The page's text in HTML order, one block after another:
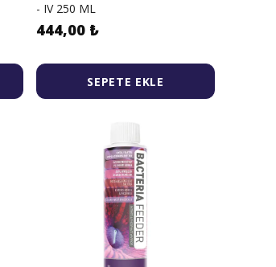
- IV 250 ML
444,00 ₺
SEPETE EKLE